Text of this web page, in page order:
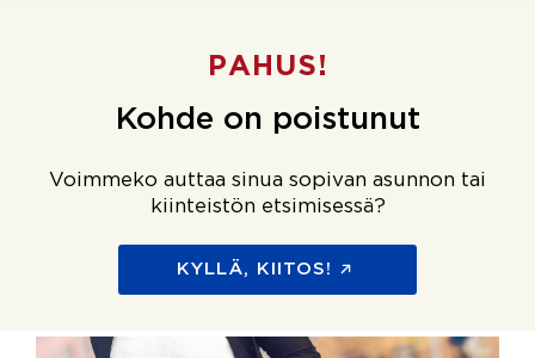
PAHUS!
Kohde on poistunut
Voimmeko auttaa sinua sopivan asunnon tai
kiinteistön etsimisessä?
KYLLÄ, KIITOS!